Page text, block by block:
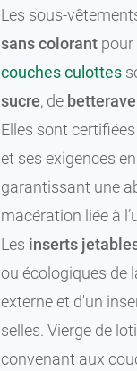
Les sous-
sans colorant pour
couches culottes
sucre, de betterave
Elles sont
et ses exigences
garantissant une
macération liée à
Les inserts
ou écologiques de
externe et d'un
selles. Vierge de
convenant aux